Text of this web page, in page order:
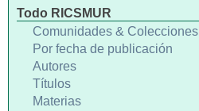
Todo RICSMUR
Comunidades & Colecciones
Por fecha de publicación
Autores
Títulos
Materias